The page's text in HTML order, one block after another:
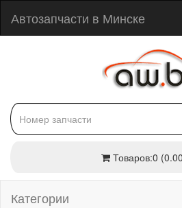
Автозапчасти в Минске
Товаров:0
Категории